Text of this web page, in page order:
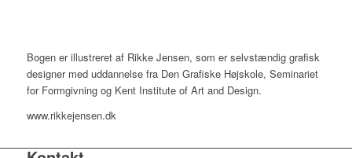
Bogen er illustreret af Rikke Jensen, som er selvstændig grafisk
designer med uddannelse fra Den Grafiske Højskole, Seminariet
for Formgivning og Kent Institute of Art and Design.
www.rikkejensen.dk